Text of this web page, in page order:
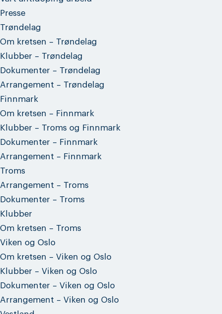
Presse
Trøndelag
Om kretsen – Trøndelag
Klubber – Trøndelag
Dokumenter – Trøndelag
Arrangement – Trøndelag
Finnmark
Om kretsen – Finnmark
Klubber – Troms og Finnmark
Dokumenter – Finnmark
Arrangement – Finnmark
Troms
Arrangement – Troms
Dokumenter – Troms
Klubber
Om kretsen – Troms
Viken og Oslo
Om kretsen – Viken og Oslo
Klubber – Viken og Oslo
Dokumenter – Viken og Oslo
Arrangement – Viken og Oslo